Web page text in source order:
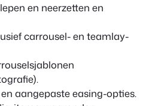
en neerzetten en
carrousel- en teamlay-
aangepaste easing-opties.